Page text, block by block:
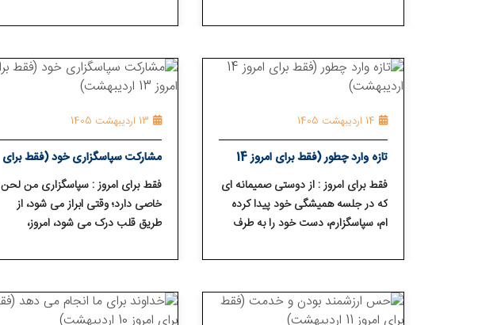
14 اردیبهشت 1405
تازه ⁯وارد چطور (فقط برای امروز 14
اردیبهشت)
فقط برای امروز : از دوستی صمیمانه⁯ ای
که در جلسه همیشگی خود پیدا کرده
⁯ام، سپاسگزارم، دست خود را به طرف
می⁯ کنم و همین دوستی را به دیگران
13 اردیبهشت 1405
مشارکت سپاسگزاری خود (فقط برای
امروز 13 اردیبهشت)
فقط برای امروز : سپاسگزاری من لحن
خاصی دارد؛ وقتی ابراز می ⁯شود، از
طریق قلب درک می⁯ شود، امروز،
مشارکت می⁯ گذارم، حال کلماتی برای